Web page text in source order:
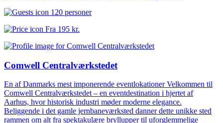
120 personer
Fra 195 kr.
Comwell Centralværkstedet
En af Danmarks mest imponerende eventlokationer Velkommen til
Comwell Centralværkstedet – en eventdestination i hjertet af
Aarhus, hvor historisk industri møder moderne elegance.
Beliggende i det gamle jernbaneværksted danner dette unikke sted
rammen om alt fra spektakulære bryllupper til uforglemmelige